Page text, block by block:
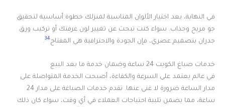
في النهاية، يعد اختيار الألوان المناسبة لمنزلك خطوة أساسية لتحقيق
جو مريح وجذاب. سواء كنت تبحث عن تغيير لون غرفتك أو تركيب ورق
جدران بتصميم عصري، فإن الجودة والاحترافية هي المفتاح34
.
خدمات صباغ الكويت 24 ساعة وضمان خدمة ما بعد البيع
في عالم يعتمد على السرعة والكفاءة، أصبحت الخدمة المتواصلة على
مدار الساعة ضرورة لا غنى عنها. تقدم خدمات الصباغة على مدار 24
ساعة، مما يضمن تلبية احتياجات العملاء في أي وقت، سواء كان ذلك